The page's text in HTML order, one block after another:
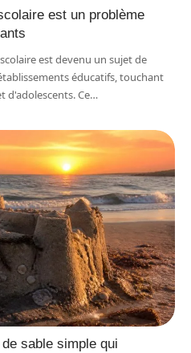
est un problème
est devenu un sujet de
éducatifs, touchant
d'adolescents. Ce…
sable simple qui